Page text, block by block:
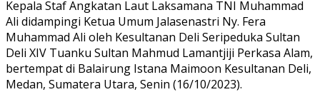
Kepala Staf Angkatan Laut Laksamana TNI Muhammad
Ali didampingi Ketua Umum Jalasenastri Ny. Fera
Muhammad Ali oleh Kesultanan Deli Seripeduka Sultan
Deli XIV Tuanku Sultan Mahmud Lamantjiji Perkasa Alam,
bertempat di Balairung Istana Maimoon Kesultanan Deli,
Medan, Sumatera Utara, Senin (16/10/2023).